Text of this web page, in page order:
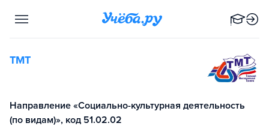
ТМТ
Направление «Социально-культурная деятельность
(по видам)», код 51.02.02